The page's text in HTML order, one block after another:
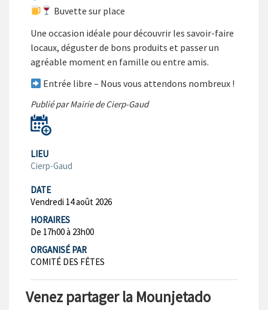
Buvette sur place
Une occasion idéale pour découvrir les savoir-faire
locaux, déguster de bons produits et passer un
agréable moment en famille ou entre amis.
Entrée libre – Nous vous attendons nombreux !
Publié par Mairie de Cierp-Gaud
LIEU
Cierp-Gaud
DATE
Vendredi 14 août 2026
HORAIRES
De 17h00 à 23h00
ORGANISÉ PAR
COMITÉ DES FÊTES
Venez partager la Mounjetado